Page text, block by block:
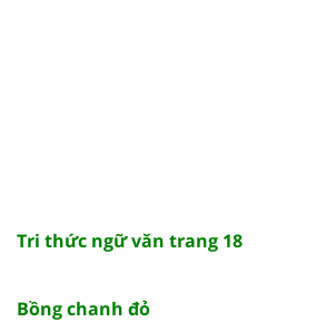
Tri thức ngữ văn trang 18
Bồng chanh đỏ